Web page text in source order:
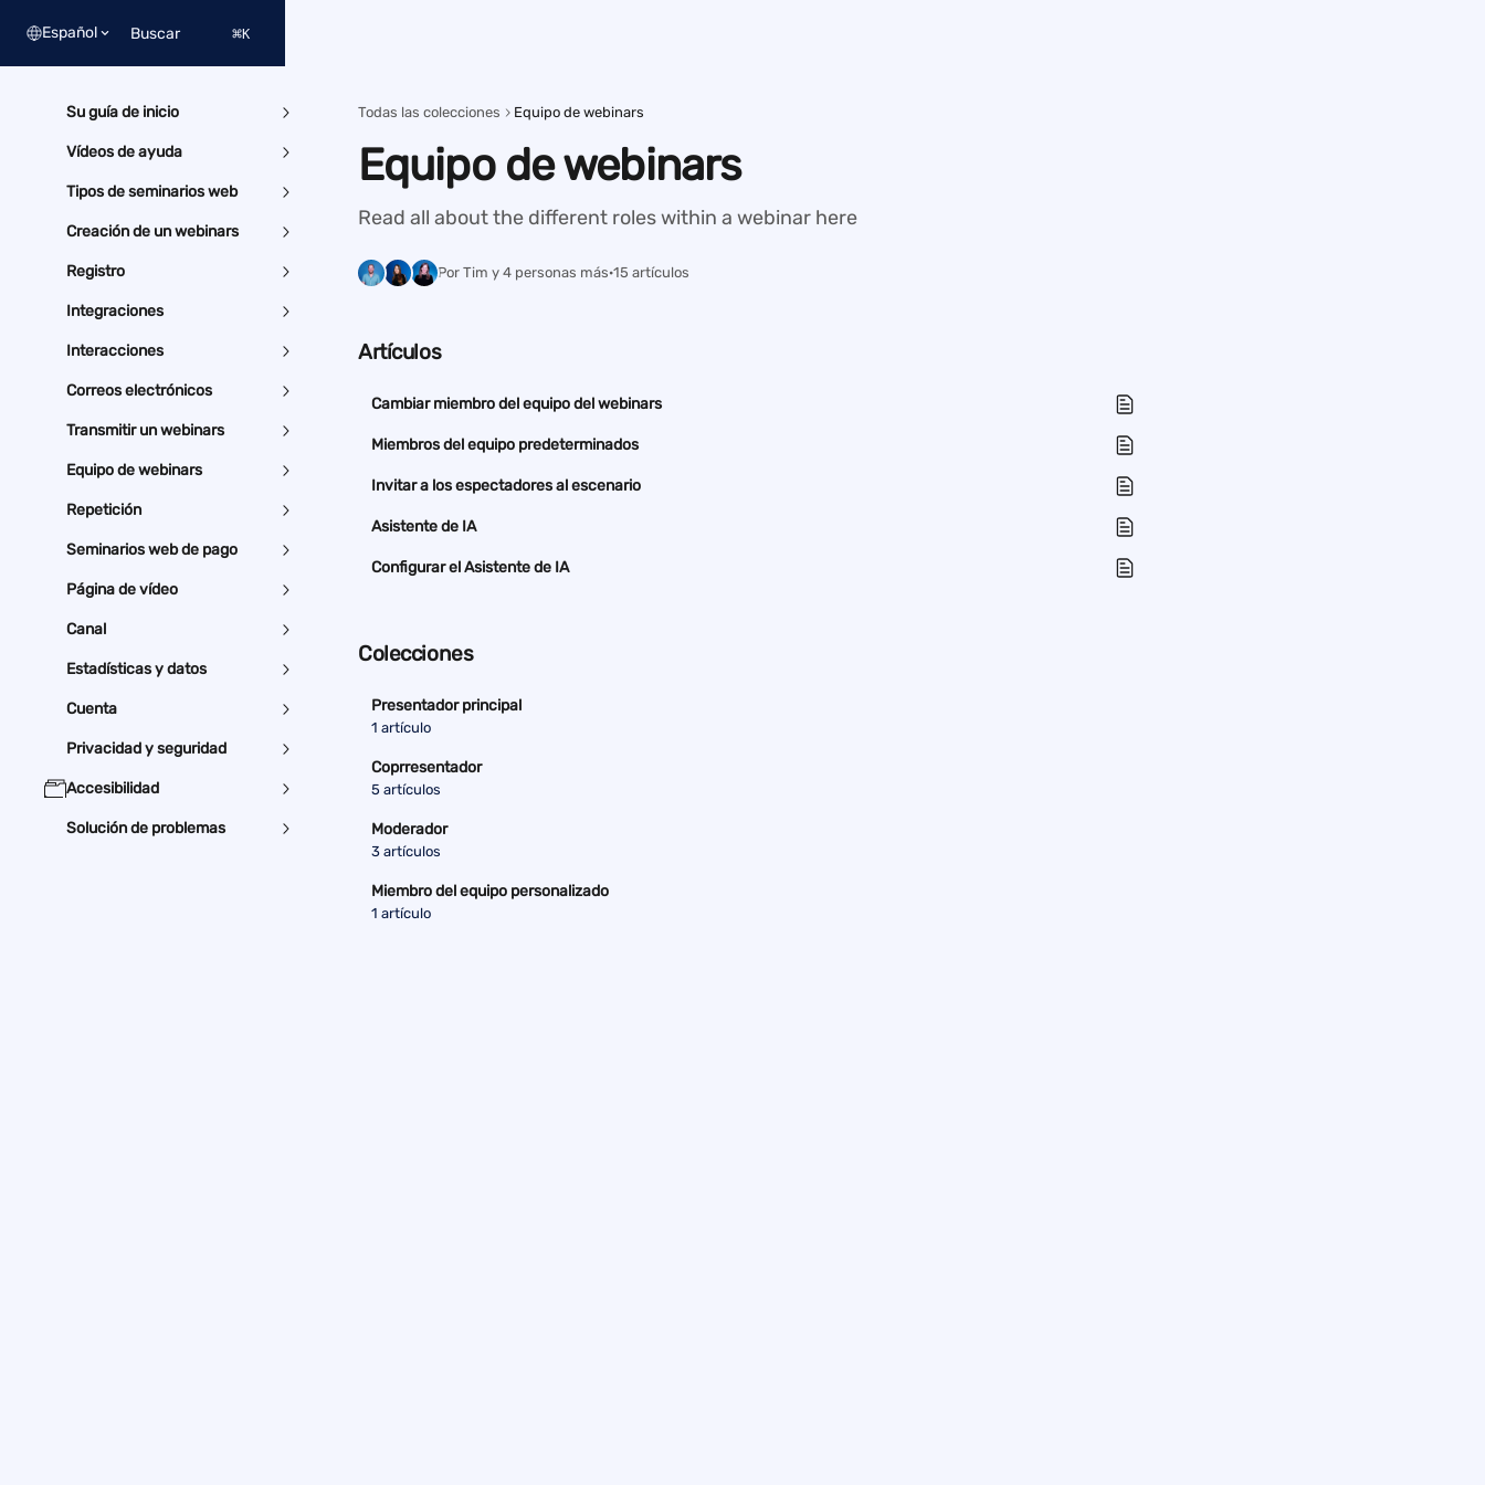
Español Buscar ⌘K
Su guía de inicio
Vídeos de ayuda
Tipos de seminarios web
Creación de un webinars
Registro
Integraciones
Interacciones
Correos electrónicos
Transmitir un webinars
Equipo de webinars
Repetición
Seminarios web de pago
Página de vídeo
Canal
Estadísticas y datos
Cuenta
Privacidad y seguridad
Accesibilidad
Solución de problemas
Todas las colecciones Equipo de webinars
Equipo de webinars
Read all about the different roles within a webinar here
Por Tim y 4 personas más·15 artículos
Artículos
Cambiar miembro del equipo del webinars
Miembros del equipo predeterminados
Invitar a los espectadores al escenario
Asistente de IA
Configurar el Asistente de IA
Colecciones
Presentador principal
1 artículo
Coprresentador
5 artículos
Moderador
3 artículos
Miembro del equipo personalizado
1 artículo